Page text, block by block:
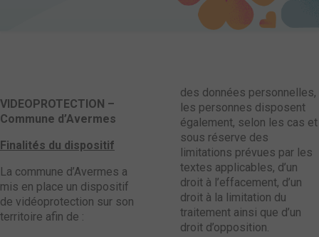
VIDEOPROTECTION –
Commune d’Avermes
Finalités du dispositif
La commune d’Avermes a
mis en place un dispositif
de vidéoprotection sur son
territoire afin de :
des données personnelles,
les personnes disposent
également, selon les cas et
sous réserve des
limitations prévues par les
textes applicables, d’un
droit à l’effacement, d’un
droit à la limitation du
traitement ainsi que d’un
droit d’opposition.